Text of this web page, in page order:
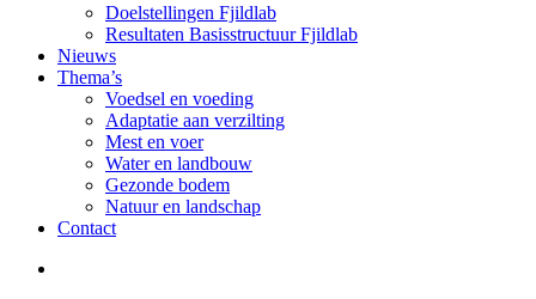
Doelstellingen Fjildlab
Resultaten Basisstructuur Fjildlab
Nieuws
Thema’s
Voedsel en voeding
Adaptatie aan verzilting
Mest en voer
Water en landbouw
Gezonde bodem
Natuur en landschap
Contact